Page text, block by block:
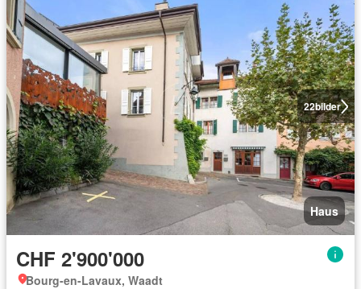
22bilder
Haus
CHF 2'900'000
Bourg-en-Lavaux, Waadt